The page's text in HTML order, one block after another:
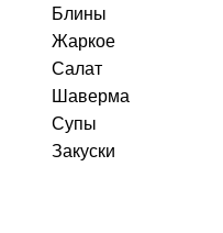
Блины
Жаркое
Салат
Шаверма
Супы
Закуски